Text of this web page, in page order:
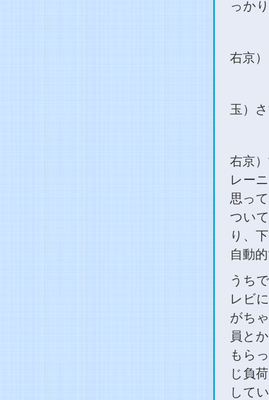
っか
右京
玉）
右京
レー
思っ
つい
り、
自動
うち
レビ
がち
員と
もら
じ負
して